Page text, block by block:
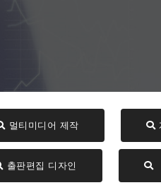
멀티미디어 제작
출판편집 디자인